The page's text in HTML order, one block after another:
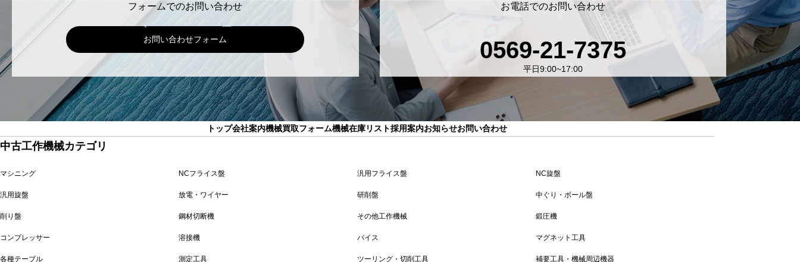
フォームでのお問い合わせ
お問い合わせフォーム
お電話でのお問い合わせ
0569-21-7375
平日9:00~17:00
トップ会社案内機械買取フォーム機械在庫リスト採用案内お知らせお問い合わせ
中古工作機械カテゴリ
マシニング NCフライス盤 汎用フライス盤 NC旋盤
汎用旋盤 放電・ワイヤー 研削盤 中ぐり・ボール盤
削り盤 鋼材切断機 その他工作機械 鍛圧機
コンプレッサー 溶接機 バイス マグネット工具
各種テーブル 測定工具 ツーリング・切削工具 補要工具・機械周辺機器